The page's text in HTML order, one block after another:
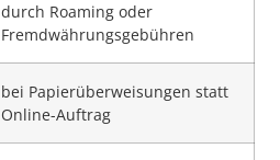
durch Roaming oder
Fremdwährungsgebühren
bei Papierüberweisungen statt
Online-Auftrag